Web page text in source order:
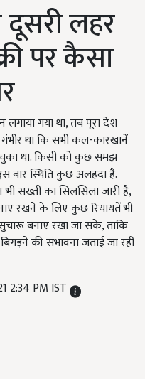
दूसरी लहर
पर कैसा
लगाया गया था, तब पूरा देश
था कि सभी कल-कारखानें
था. किसी को कुछ समझ
बार स्थिति कुछ अलहदा है.
सख्ती का सिलसिला जारी है,
रखने के लिए कुछ रियायतें भी
बनाए रखा जा सके, ताकि
की संभावना जताई जा रही
2:34 PM IST